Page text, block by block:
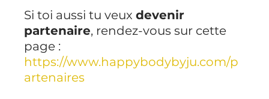
Si toi aussi tu veux devenir
partenaire, rendez-vous sur cette
page :
https://www.happybodybyju.com/p
artenaires